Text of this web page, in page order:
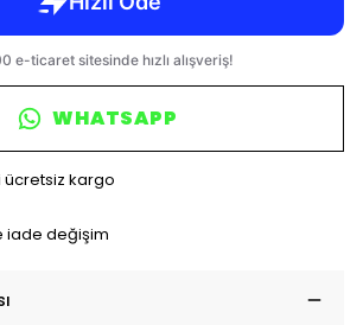
WHATSAPP
ücretsiz kargo
iade değişim